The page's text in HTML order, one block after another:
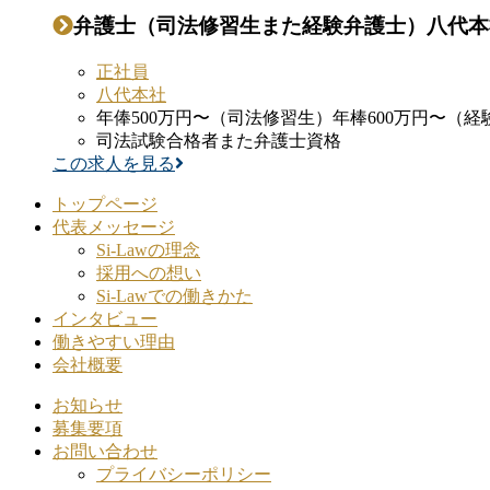
弁護士（司法修習生また経験弁護士）八代
正社員
八代本社
年俸500万円〜（司法修習生）年棒600万円〜（経
司法試験合格者また弁護士資格
この求人を見る
トップページ
代表メッセージ
Si-Lawの理念
採用への想い
Si-Lawでの働きかた
インタビュー
働きやすい理由
会社概要
お知らせ
募集要項
お問い合わせ
プライバシーポリシー